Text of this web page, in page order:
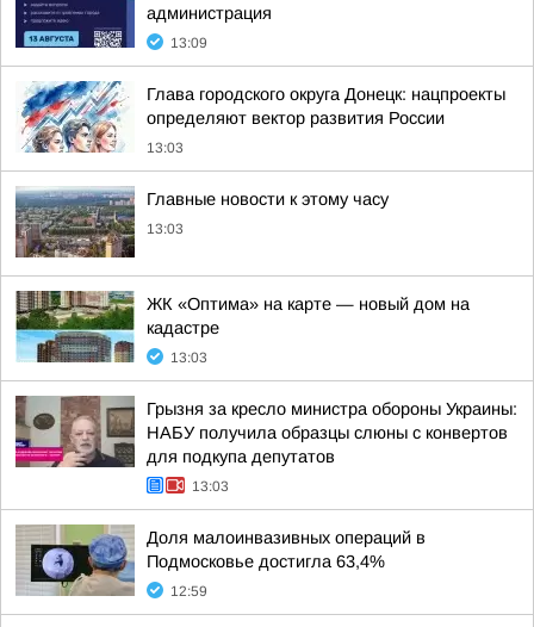
администрация
13:09
Глава городского округа Донецк: нацпроекты
определяют вектор развития России
13:03
Главные новости к этому часу
13:03
ЖК «Оптима» на карте — новый дом на
кадастре
13:03
Грызня за кресло министра обороны Украины:
НАБУ получила образцы слюны с конвертов
для подкупа депутатов
13:03
Доля малоинвазивных операций в
Подмосковье достигла 63,4%
12:59